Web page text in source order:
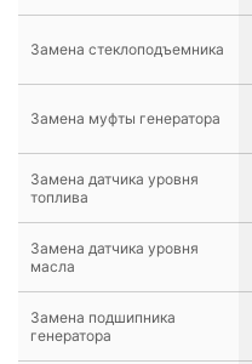
Замена стеклоподъемника
Замена муфты генератора
Замена датчика уровня
топлива
Замена датчика уровня
масла
Замена подшипника
генератора